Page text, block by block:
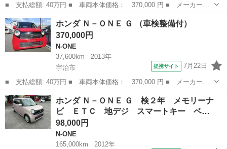
■ 支払総額: 40万円 ■ 車両本体価格： 370,000 円 ■ メーカー
名： ホンダ ■ 車種名： Ｎ－ＯＮＥ ■ グレード名： Ｇ・Ｌパ
ッケージ ■ 排気量： 660cc ■ ドア枚数： 5D ■ ミッション：
イ...
京都 宇治市 N-ONE
ホンダ Ｎ－ＯＮＥ Ｇ （車検整備付）
370,000円
N-ONE
37,600km
2013年
宇治市
提携サイト 7月22日
■ 支払総額: 40万円 ■ 車両本体価格： 370,000 円 ■ メーカー
名： ホンダ ■ 車種名： Ｎ－ＯＮＥ ■ グレード名： Ｇ ■ 排
気量： 660cc ■ ドア枚数： 5D ■ ミッション： インパネAT ■...
京都 宇治市 N-ONE
ホンダ Ｎ－ＯＮＥ Ｇ 検２年 メモリーナ
ビ ＥＴＣ 地デジ スマートキー ベ…
98,000円
N-ONE
165,000km
2012年